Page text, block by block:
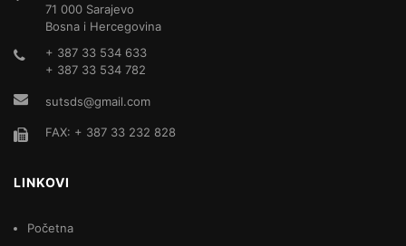
71 000 Sarajevo
Bosna i Hercegovina
+ 387 33 534 633
+ 387 33 534 782
sutsds@gmail.com
FAX: + 387 33 232 828
LINKOVI
Početna